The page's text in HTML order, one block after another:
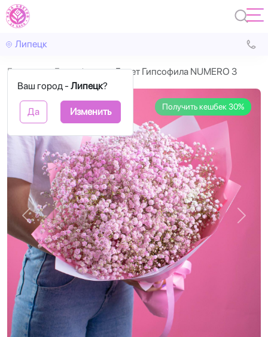
Липецк
Ваш город - Липецк?
Да Изменить
Главная Гипсофила Букет Гипсофила NUMERO 3
Получить кешбек 30%
Назад